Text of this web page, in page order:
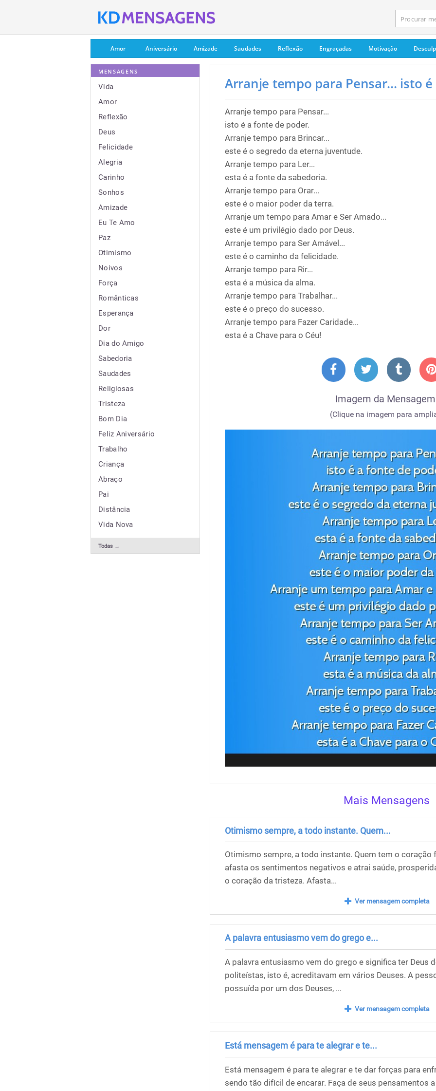
Amor Aniversário Amizade Saudades Reflexão Engraçadas Motivação
MENSAGENS
Vida
Amor
Reflexão
Deus
Felicidade
Alegria
Carinho
Sonhos
Amizade
Eu Te Amo
Paz
Otimismo
Noivos
Força
Românticas
Esperança
Dor
Dia do Amigo
Sabedoria
Saudades
Religiosas
Tristeza
Bom Dia
Feliz Aniversário
Trabalho
Criança
Abraço
Pai
Distância
Vida Nova
Todas →
Arranje tempo para Pensar... isto é
Arranje tempo para Pensar...
isto é a fonte de poder.
Arranje tempo para Brincar...
este é o segredo da eterna juventude.
Arranje tempo para Ler...
esta é a fonte da sabedoria.
Arranje tempo para Orar...
este é o maior poder da terra.
Arranje um tempo para Amar e Ser Amado...
este é um privilégio dado por Deus.
Arranje tempo para Ser Amável...
este é o caminho da felicidade.
Arranje tempo para Rir...
esta é a música da alma.
Arranje tempo para Trabalhar...
este é o preço do sucesso.
Arranje tempo para Fazer Caridade...
esta é a Chave para o Céu!
Imagem da
(Clique na imagem para
Mais Mensagens
Otimismo sempre, a todo instante. Quem...
Otimismo sempre, a todo instante. Quem tem o
afasta os sentimentos negativos e atrai saúde,
o coração da tristeza. Afasta...
Ver mensagem completa
A palavra entusiasmo vem do grego e...
A palavra entusiasmo vem do grego e significa ter Deus
politeístas, isto é, acreditavam em vários Deuses. A
possuída por um dos Deuses, ...
Ver mensagem completa
Está mensagem é para te alegrar e te...
Está mensagem é para te alegrar e te dar forças para
sendo tão difícil de encarar. Faça de seus pensamentos